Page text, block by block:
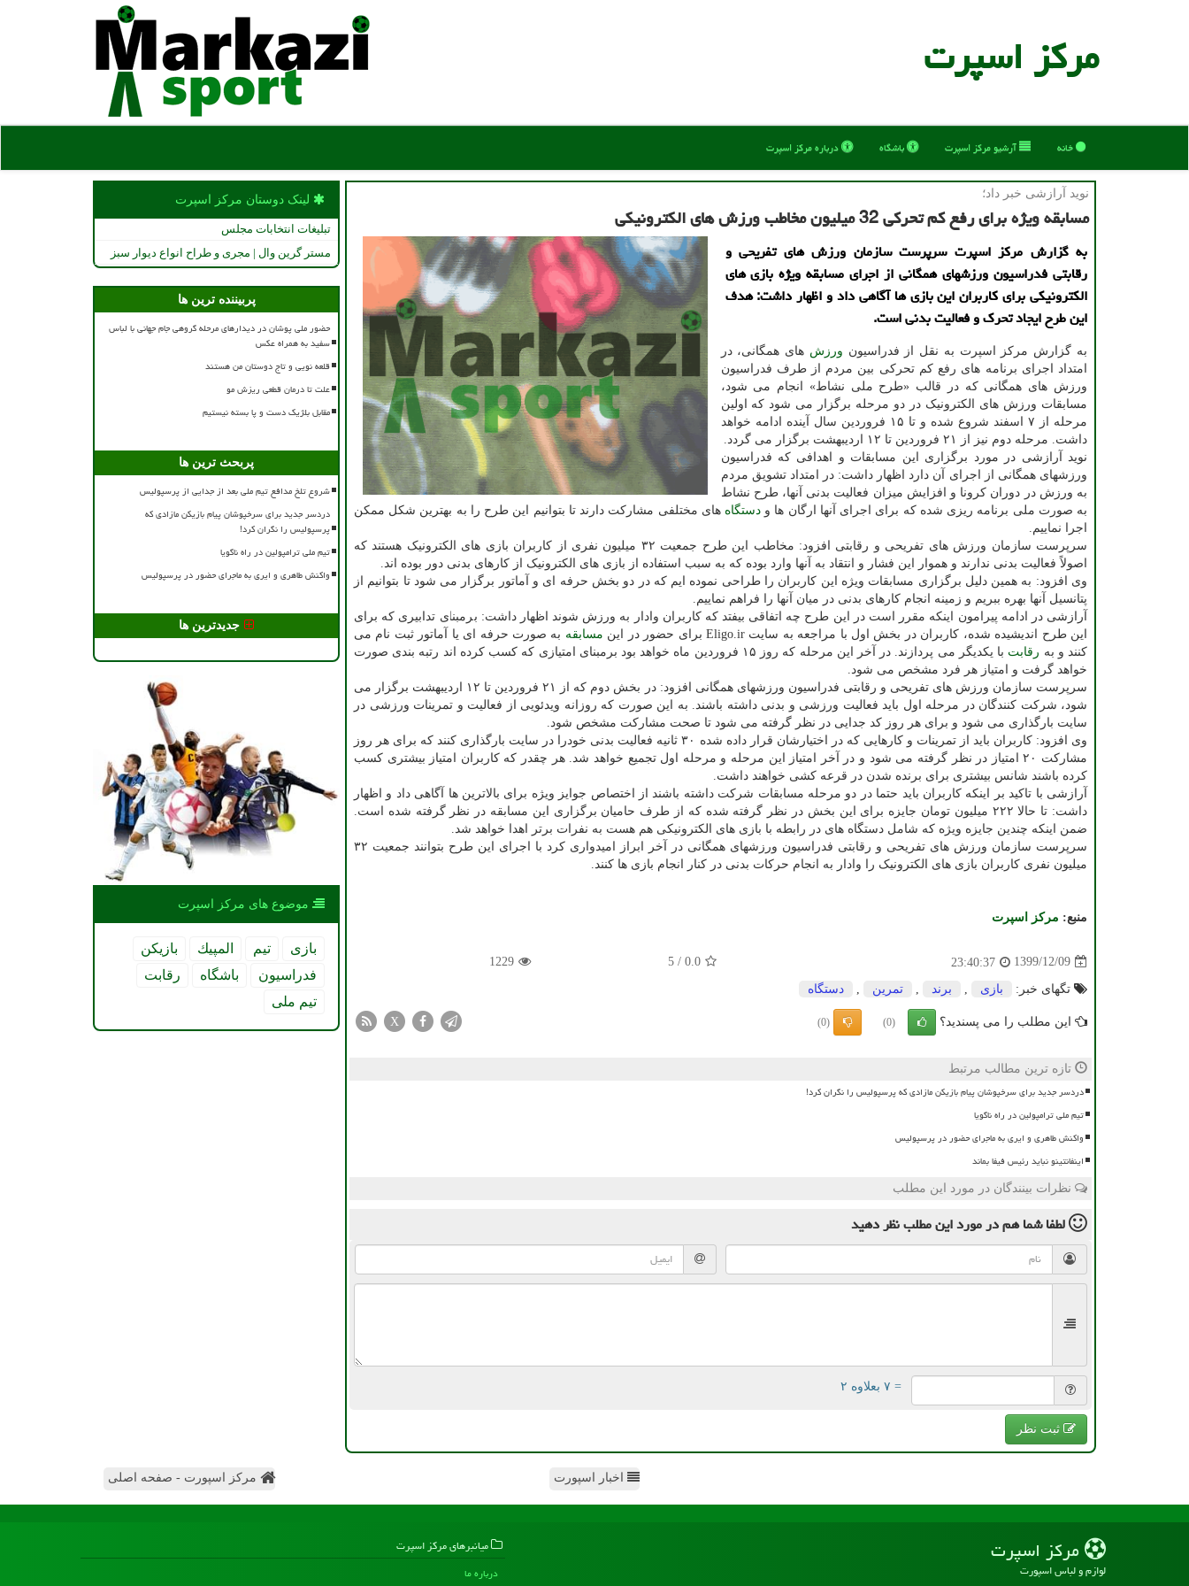
مركز اسپرت
خانه آرشیو مركز اسپرت باشگاه درباره مركز اسپرت
نوید آرازشی خبر داد؛
مسابقه ویژه برای رفع كم تحركی 32 میلیون مخاطب ورزش های الكترونیكی
به گزارش مرکز اسپرت سرپرست سازمان ورزش های تفریحی و
رقابتی فدراسیون ورزشهای همگانی از اجرای مسابقه ویژه بازی های
الکترونیکی برای کاربران این بازی ها آگاهی داد و اظهار داشت: هدف
این طرح ایجاد تحرک و فعالیت بدنی است.
به گزارش مرکز اسپرت به نقل از فدراسیون ورزش های همگانی، در
امتداد اجرای برنامه های رفع کم تحرکی بین مردم از طرف فدراسیون
ورزش های همگانی که در قالب «طرح ملی نشاط» انجام می شود،
مسابقات ورزش های الکترونیک در دو مرحله برگزار می شود که اولین
مرحله از ۷ اسفند شروع شده و تا ۱۵ فروردین سال آینده ادامه خواهد
داشت. مرحله دوم نیز از ۲۱ فروردین تا ۱۲ اردیبهشت برگزار می گردد.
نوید آرازشی در مورد برگزاری این مسابقات و اهدافی که فدراسیون
ورزشهای همگانی از اجرای آن دارد اظهار داشت: در امتداد تشویق مردم
به ورزش در دوران کرونا و افزایش میزان فعالیت بدنی آنها، طرح نشاط
به صورت ملی برنامه ریزی شده که برای اجرای آنها ارگان ها و دستگاه های مختلفی مشارکت دارند تا بتوانیم این طرح را به بهترین شکل ممکن
اجرا نماییم.
سرپرست سازمان ورزش های تفریحی و رقابتی افزود: مخاطب این طرح جمعیت ۳۲ میلیون نفری از کاربران بازی های الکترونیک هستند که
اصولاً فعالیت بدنی ندارند و هموار این فشار و انتقاد به آنها وارد بوده که به سبب استفاده از بازی های الکترونیک از کارهای بدنی دور بوده اند.
وی افزود: به همین دلیل برگزاری مسابقات ویژه این کاربران را طراحی نموده ایم که در دو بخش حرفه ای و آماتور برگزار می شود تا بتوانیم از
پتانسیل آنها بهره ببریم و زمینه انجام کارهای بدنی در میان آنها را فراهم نماییم.
آرازشی در ادامه پیرامون اینکه مقرر است در این طرح چه اتفاقی بیفتد که کاربران وادار به ورزش شوند اظهار داشت: برمبنای تدابیری که برای
این طرح اندیشیده شده، کاربران در بخش اول با مراجعه به سایت Eligo.ir برای حضور در این
مسابقه به صورت حرفه ای یا آماتور ثبت نام می
کنند و به رقابت
با یکدیگر می پردازند. در آخر این مرحله که روز ۱۵ فروردین ماه خواهد بود برمبنای امتیازی که کسب کرده اند رتبه بندی صورت
خواهد گرفت و امتیاز هر فرد مشخص می شود.
سرپرست سازمان ورزش های تفریحی و رقابتی فدراسیون ورزشهای همگانی افزود: در بخش دوم که از ۲۱ فروردین تا ۱۲ اردیبهشت برگزار می
شود، شرکت کنندگان در مرحله اول باید فعالیت ورزشی و بدنی داشته باشند. به این صورت که روزانه ویدئویی از فعالیت و تمرینات ورزشی در
سایت بارگذاری می شود و برای هر روز کد جدایی در نظر گرفته می شود تا صحت مشارکت مشخص شود.
وی افزود: کاربران باید از تمرینات و کارهایی که در اختیارشان قرار داده شده ۳۰ ثانیه فعالیت بدنی خودرا در سایت بارگذاری کنند که برای هر روز
مشارکت ۲۰ امتیاز در نظر گرفته می شود و در آخر امتیاز این مرحله و مرحله اول تجمیع خواهد شد. هر چقدر که کاربران امتیاز بیشتری کسب
کرده باشند شانس بیشتری برای برنده شدن در قرعه کشی خواهند داشت.
آرازشی با تاکید بر اینکه کاربران باید حتما در دو مرحله مسابقات شرکت داشته باشند از اختصاص جوایز ویژه برای بالاترین ها آگاهی داد و اظهار
داشت: تا حالا ۲۲۲ میلیون تومان جایزه برای این بخش در نظر گرفته شده که از طرف حامیان برگزاری این مسابقه در نظر گرفته شده است.
ضمن اینکه چندین جایزه ویژه که شامل دستگاه های در رابطه با بازی های الکترونیکی هم هست به نفرات برتر اهدا خواهد شد.
سرپرست سازمان ورزش های تفریحی و رقابتی فدراسیون ورزشهای همگانی در آخر ابراز امیدواری کرد با اجرای این طرح بتوانند جمعیت ۳۲
میلیون نفری کاربران بازی های الکترونیک را وادار به انجام حرکات بدنی در کنار انجام بازی ها کنند.
منبع: مركز اسپرت
1399/12/09
23:40:37
0.0
/
5
1229
تگهای خبر: بازی برند تمرین دستگاه
این مطلب را می پسندید؟ (0)
(0)
X
تازه ترین مطالب مرتبط
دردسر جدید برای سرخپوشان پیام بازیکن مازادی که پرسپولیس را نگران کرد!
تیم ملی ترامپولین در راه ناگویا
واکنش طاهری و ایری به ماجرای حضور در پرسپولیس
اینفانتینو نباید رئیس فیفا بماند
نظرات بینندگان در مورد این مطلب
لطفا شما همدر مورد این مطلبنظر دهید
= ۷ بعلاوه ۲
ثبت نظر
لینک دوستان مركز اسپرت
تبلیغات انتخابات مجلس
مستر گرین وال | مجری و طراح انواع دیوار سبز
پربیننده ترین ها
حضور ملی پوشان در دیدارهای مرحله گروهی جام جهانی با لباس
سفید به همراه عکس
قلعه نویی و تاج دوستان من هستند
علت تا درمان قطعی ریزش مو
مقابل بلژیک دست و پا بسته نیستیم
پربحث ترین ها
شروع تلخ مدافع تیم ملی بعد از جدایی از پرسپولیس
دردسر جدید برای سرخپوشان پیام بازیکن مازادی که
پرسپولیس را نگران کرد!
تیم ملی ترامپولین در راه ناگویا
واکنش طاهری و ایری به ماجرای حضور در پرسپولیس
جدیدترین ها
موضوع های مركز اسپرت
بازی تیم المپیك
بازیكن
فدراسیون
باشگاه
رقابت
تیم ملی
اخبار اسپورت مرکز اسپورت - صفحه اصلی
مركز اسپرت
لوازم و لباس اسپورت
میانبرهای مركز اسپرت
درباره ما